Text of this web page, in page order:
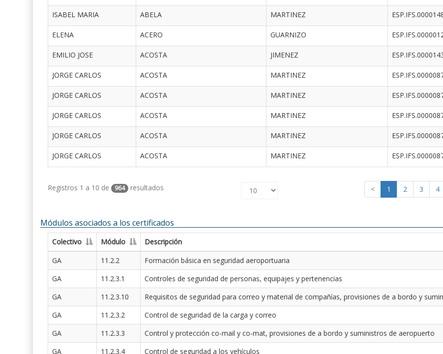
ISABEL MARIA ABELA MARTINEZ
ELENA ACERO GUARNIZO
EMILIO JOSE ACOSTA JIMENEZ
JORGE CARLOS ACOSTA MARTINEZ
JORGE CARLOS ACOSTA MARTINEZ
JORGE CARLOS ACOSTA MARTINEZ
JORGE CARLOS ACOSTA MARTINEZ
JORGE CARLOS ACOSTA MARTINEZ
Registros 1 a 10 de 964 resultados < 1 2 3 4
Módulos asociados a los certificados
Colectivo Módulo
Descripción
GA
11.2.2
Formación básica en seguridad aeroportuaria
GA
11.2.3.1
Controles de seguridad de personas, equipajes y pertenencias
GA
11.2.3.10
Requisitos de seguridad para correo y material de compañías, provisiones de a bordo y
GA
11.2.3.2
Control de seguridad de la carga y correo
GA
11.2.3.3
Control y protección co-mail y co-mat, provisiones de a bordo y suministros de aeropuerto
GA
11.2.3.4
Control de seguridad a los vehículos